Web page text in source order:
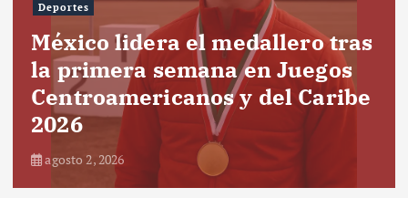
Deportes
México lidera el medallero tras
la primera semana en Juegos
Centroamericanos y del Caribe
2026
agosto 2, 2026